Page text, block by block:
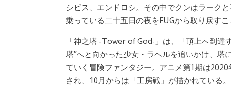
シビス、エンドロシ。その中でクンはラーク
乗っている二十五日の夜をFUGから取り戻す
「神之塔 -Tower of God-」は、「頂上へ到達
塔”へと向かった少女・ラヘルを追いかけ、塔
ていく冒険ファンタジー。アニメ第1期は
され、10月からは「工房戦」が描かれている。